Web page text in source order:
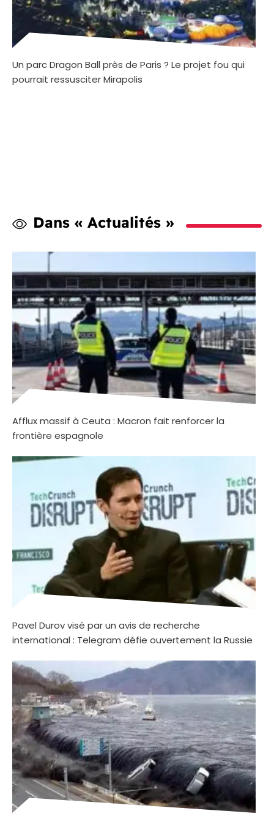
Un parc Dragon Ball près de Paris ? Le projet fou qui
pourrait ressusciter Mirapolis
Dans « Actualités »
Afflux massif à Ceuta : Macron fait renforcer la
frontière espagnole
Pavel Durov visé par un avis de recherche
international : Telegram défie ouvertement la Russie